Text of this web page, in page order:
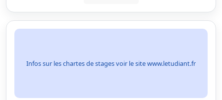
Infos sur les chartes de stages voir le site www.letudiant.fr